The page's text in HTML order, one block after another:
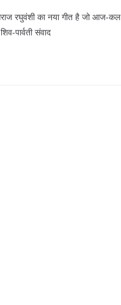
रघुवंशी का नया गीत है जो आज-कल
पार्वती संवाद